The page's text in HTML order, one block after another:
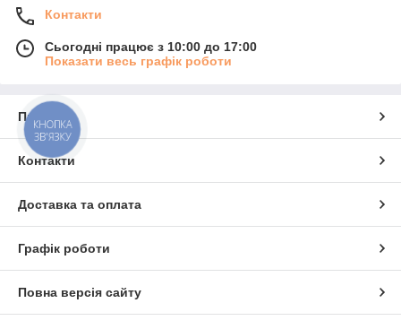
Контакти
Сьогодні працює з 10:00 до 17:00
Показати весь графік роботи
Про нас
Контакти
Доставка та оплата
Графік роботи
Повна версія сайту
КНОПКА
ЗВ'ЯЗКУ